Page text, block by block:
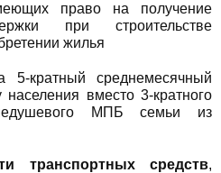
право на получение
при строительстве
жилья
5-кратный среднемесячный
вместо 3-кратного
МПБ семьи из
транспортных средств,